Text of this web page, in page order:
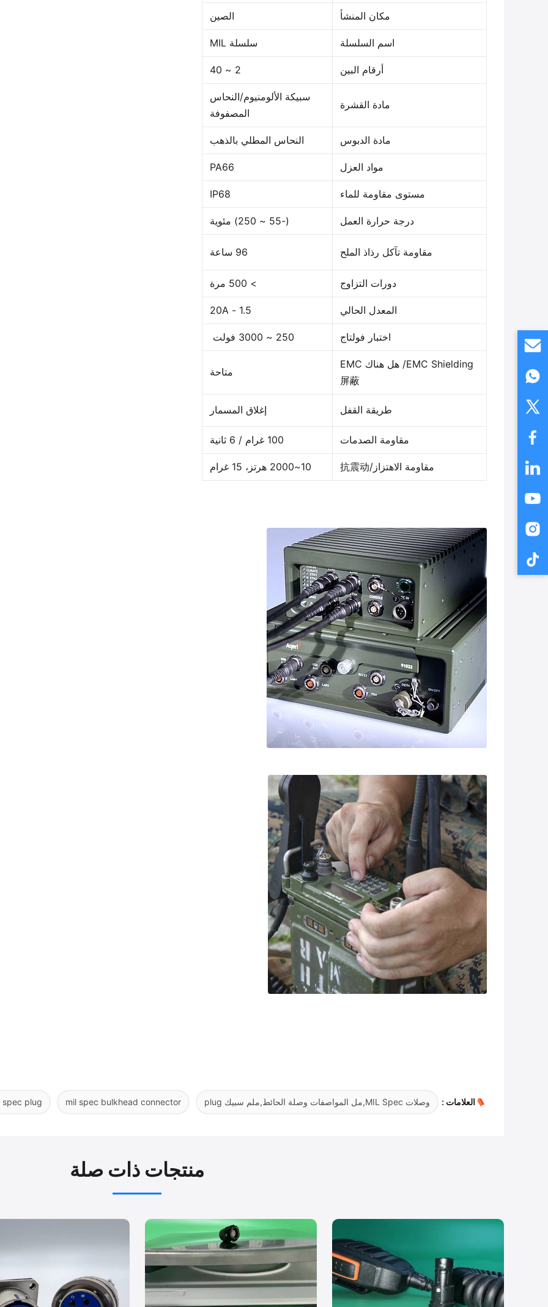
مكان المنشأ الصين
اسم السلسلة سلسلة MIL
أرقام البين 2 ~ 40
مادة القشرة
سبيكة الألومنيوم/النحاس
المصفوفة
مادة الدبوس النحاس المطلي بالذهب
مواد العزل PA66
مستوى مقاومة للماء IP68
درجة حرارة العمل (-55 ~ 250) مئوية
مقاومة تآكل رذاذ الملح 96 ساعة
دورات التزاوج > 500 مرة
المعدل الحالي 1.5 - 20A
اختبار فولتاج 250 ~ 3000 فولت
EMC Shielding/ هل هناك EMC
屏蔽
متاحة
طريقة القفل إغلاق المسمار
مقاومة الصدمات 100 غرام / 6 ثانية
مقاومة الاهتزاز/抗震动 10~2000 هرتز، 15 غرام
العلامات : وصلات MIL Spec,مل المواصفات وصلة الحائط,ملم سبيك plug mil spec bulkhead connector
spec plug
منتجات ذات صلة